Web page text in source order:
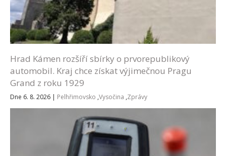
Hrad Kámen rozšíří sbírky o prvorepublikový
automobil. Kraj chce získat výjimečnou Pragu
Grand z roku 1929
Dne 6. 8. 2026 | Pelhřimovsko ,Vysočina ,Zprávy